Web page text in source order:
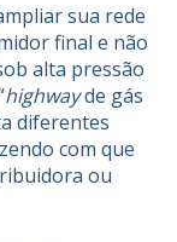
sua rede
final e não
alta pressão
highwayde gás
diferentes
com que
ou